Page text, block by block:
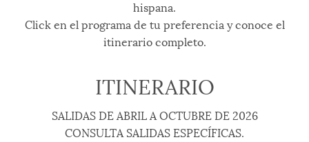
hispana.
Click en el programa de tu preferencia y conoce el
itinerario completo.
ITINERARIO
SALIDAS DE ABRIL A OCTUBRE DE 2026
CONSULTA SALIDAS ESPECÍFICAS.